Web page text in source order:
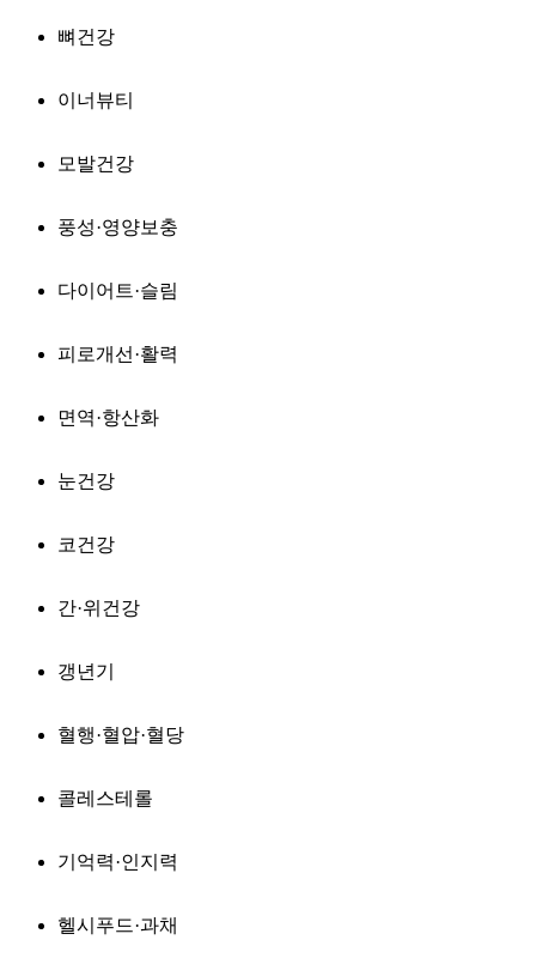
뼈건강
이너뷰티
모발건강
풍성·영양보충
다이어트·슬림
피로개선·활력
면역·항산화
눈건강
코건강
간·위건강
갱년기
혈행·혈압·혈당
콜레스테롤
기억력·인지력
헬시푸드·과채